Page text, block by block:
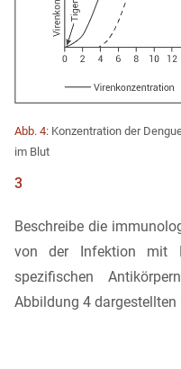
Abb. 4: Konzentration der
im Blut
3
Beschreibe die
von der Infektion mit
spezifischen
Abbildung 4 dargestellten